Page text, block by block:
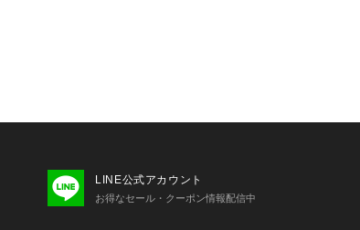
くれる爽やかなＬ.ブルー
わせたり、裾をインしてス
LINE公式アカウント
お得なセール・クーポン情報配信中